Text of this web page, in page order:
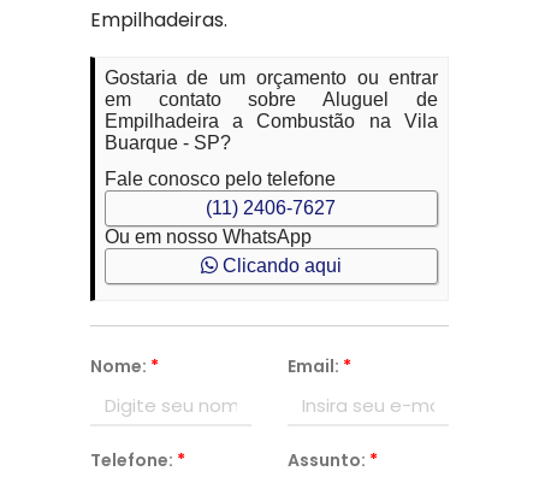
Empilhadeiras.
Gostaria de um orçamento ou entrar
em contato sobre Aluguel de
Empilhadeira a Combustão na Vila
Buarque - SP?
Fale conosco pelo telefone
(11) 2406-7627
Ou em nosso WhatsApp
Clicando aqui
Nome: * Email: *
Telefone: * Assunto: *